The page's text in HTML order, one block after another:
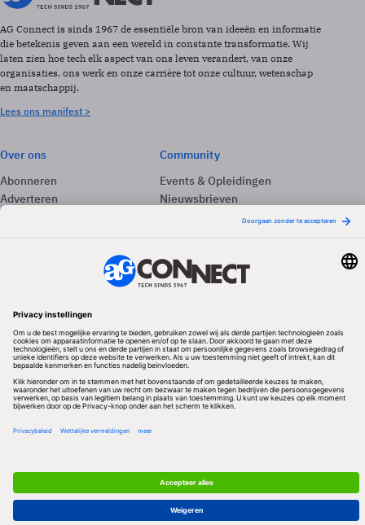
AG Connect is sinds 1967 de essentiële bron van ideeën en informatie
die betekenis geven aan een wereld in constante transformatie. Wij
laten zien hoe tech elk aspect van ons leven verandert, van onze
organisaties, ons werk en onze carrière tot onze cultuur, wetenschap
en maatschappij.
Lees ons manifest >
Over ons
Abonneren
Adverteren
Community
Events & Opleidingen
Nieuwsbrieven
Redactionele partner
Privacy & Cookies